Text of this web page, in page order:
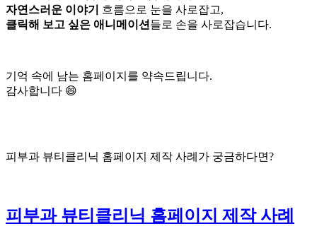
자연스러운 이야기
흐름으로 눈을 사로잡고,
클릭해 보고 싶은 애니메이션 들로 손을 사로잡습니다.
기억 속에 남는 홈페이지를 약속드립니다.
감사합니다 😄
피부과 뷰티클리닉 홈페이지 제작 사례가 궁금하다면?
피부과 뷰티클리닉 홈페이지 제작 사례